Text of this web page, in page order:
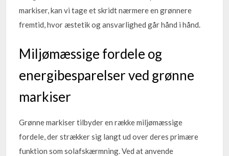
markiser, kan vi tage et skridt nærmere en grønnere
fremtid, hvor æstetik og ansvarlighed går hånd i hånd.
Miljømæssige fordele og
energibesparelser ved grønne
markiser
Grønne markiser tilbyder en række miljømæssige
fordele, der strækker sig langt ud over deres primære
funktion som solafskærmning. Ved at anvende